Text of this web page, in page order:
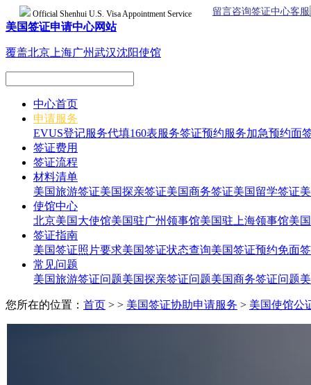
Official Shenhui U.S. Visa Appointment Service 留言咨询签证中心客服
美国签证申请中心网站
覆盖北京上海广州武汉沈阳使馆
中心首页
申请服务
EVUS登记服务代填160表服务签证预约服务加急预约面
签证费用
签证流程
材料清单
美国旅游签证美国探亲签证美国商务签证美国留学签证
使馆中心
北京美国大使馆美国驻广州领事馆美国驻上海领事馆美
签证指南
美国签证照片要求美国签证状态查询美国签证预约免面
常见问题
美国旅游签证问题美国探亲签证问题美国商务签证问题
您所在的位置： 首页 > > 美国签证协助申请服务 > 美国使馆公